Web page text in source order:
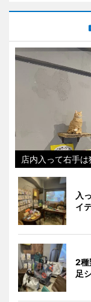
店内入って右手
入
イ
2種
足